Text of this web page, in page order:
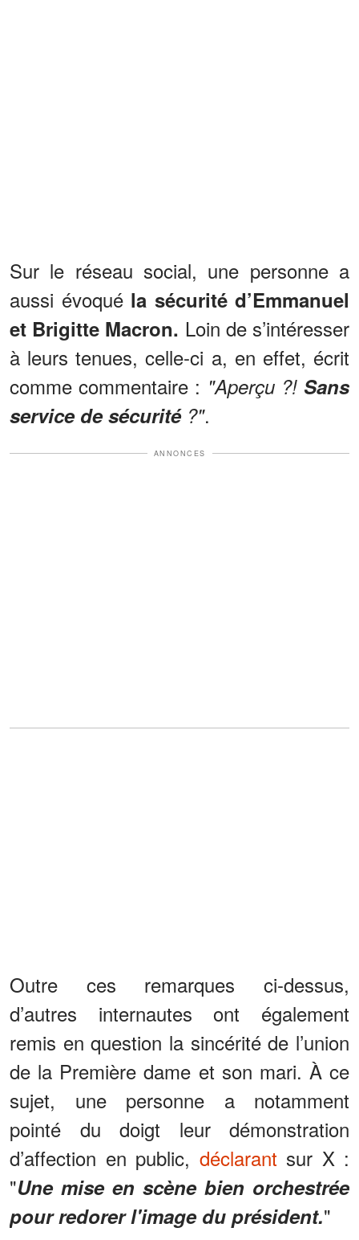
Sur le réseau social, une personne a
aussi évoqué la sécurité d’Emmanuel
et Brigitte Macron. Loin de s’intéresser
à leurs tenues, celle-ci a, en effet, écrit
comme commentaire : "Aperçu ?! Sans
service de sécurité?".
ANNONCES
Outre ces remarques ci-dessus,
d’autres internautes ont également
remis en question la sincérité de l’union
de la Première dame et son mari. À ce
sujet, une personne a notamment
pointé du doigt leur démonstration
d’affection en public, déclarant sur X :
"Une mise en scène bien orchestrée
pour redorer l'image du président."